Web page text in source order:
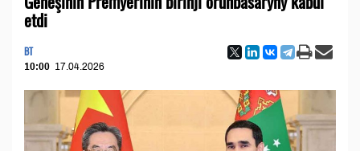
etdi
BT
10:00 17.04.2026